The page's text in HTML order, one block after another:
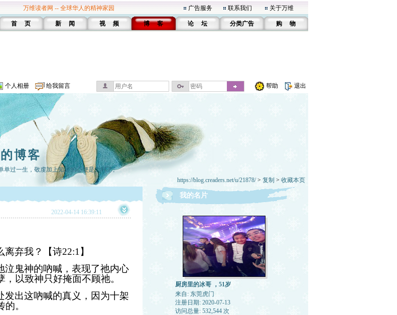
万维读者网 -- 全球华人的精神家园 广告服务 联系我们 关于万维
首 页 新 闻 视 频 博 客 论 坛 分类广告 购 物
个人相册 给我留言 帮助 退出
博客
单过一生，敬虔加上知足的心便是大利了。
https://blog.creaders.net/u/21878/> 复制 > 收藏本页
2022-04-14 16:39:11
离弃我？【诗22:1 】
泣鬼神的吶喊，表现了祂内心
以致神只好掩面不顾祂。
发出这吶喊的真义，因为十架
。
我的名片
厨房里的冰哥 ，51岁
来自: 东莞虎门
注册日期: 2020-07-13
访问总量: 532,544 次